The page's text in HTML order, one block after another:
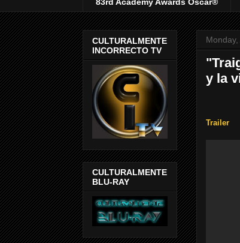
y la
Trailer
CULTURALMENTE
INCORRECTO TV
CULTURALMENTE
BLU-RAY